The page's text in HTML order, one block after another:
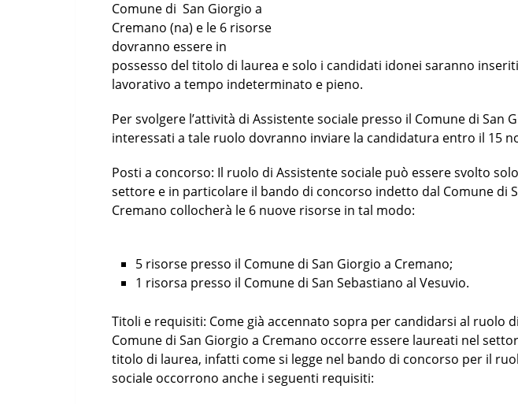
Comune di San Giorgio a
Cremano (na) e le 6 risorse
dovranno essere in
possesso del titolo di laurea e solo i candidati idonei saranno
lavorativo a tempo indeterminato e pieno.
Per svolgere l’attività di Assistente sociale presso il Comune di San
interessati a tale ruolo dovranno inviare la candidatura entro il 15
Posti a concorso: Il ruolo di Assistente sociale può essere svolto
settore e in particolare il bando di concorso indetto dal Comune di
Cremano collocherà le 6 nuove risorse in tal modo:
5 risorse presso il Comune di San Giorgio a Cremano;
1 risorsa presso il Comune di San Sebastiano al Vesuvio.
Titoli e requisiti: Come già accennato sopra per candidarsi al ruolo
Comune di San Giorgio a Cremano occorre essere laureati nel
titolo di laurea, infatti come si legge nel bando di concorso per il
sociale occorrono anche i seguenti requisiti: